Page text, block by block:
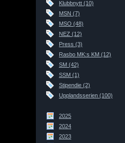
Klubbnytt (10)
MSN (7)
MSO (48)
NEZ (12)
Press (3)
Rasbo MK:s KM (12)
SM (42)
SSM (1)
Stipendie (2)
Upplandsserien (100)
2025
2024
2023